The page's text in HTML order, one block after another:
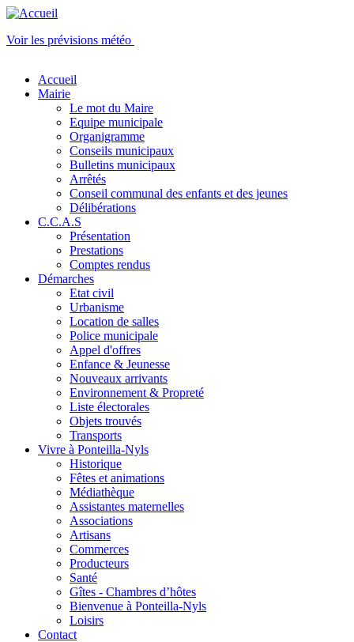
Aller au contenu principal
Skip to navigation
Voir les prévisions météo
Accueil
Mairie
Le mot du Maire
Equipe municipale
Organigramme
Conseils municipaux
Bulletins municipaux
Arrêtés
Conseil communal des enfants et des jeunes
Délibérations
C.C.A.S
Présentation
Prestations
Comptes rendus
Démarches
Etat civil
Urbanisme
Location de salles
Police municipale
Appel d'offres
Enfance & Jeunesse
Nouveaux arrivants
Environnement & Propreté
Liste électorales
Objets trouvés
Transports
Vivre à Ponteilla-Nyls
Historique
Fêtes et animations
Médiathèque
Assistantes maternelles
Associations
Artisans
Commerces
Producteurs
Santé
Gîtes - Chambres d’hôtes
Bienvenue à Ponteilla-Nyls
Loisirs
Contact